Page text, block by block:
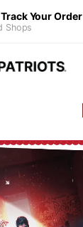
Your Order
Shops